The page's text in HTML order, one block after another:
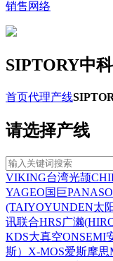
销售网络
SIPTORY中
首页代理产线
请选择产线
VIKING台湾光颉
YAGEO国巨
(TAIYOYUNDEN太
讯联合HRS广濑
KDS大真空ONSEMI
斯） X-MOS爱斯摩思